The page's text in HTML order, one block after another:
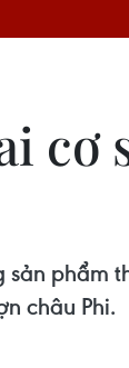
cơ
phẩm
châu Phi.